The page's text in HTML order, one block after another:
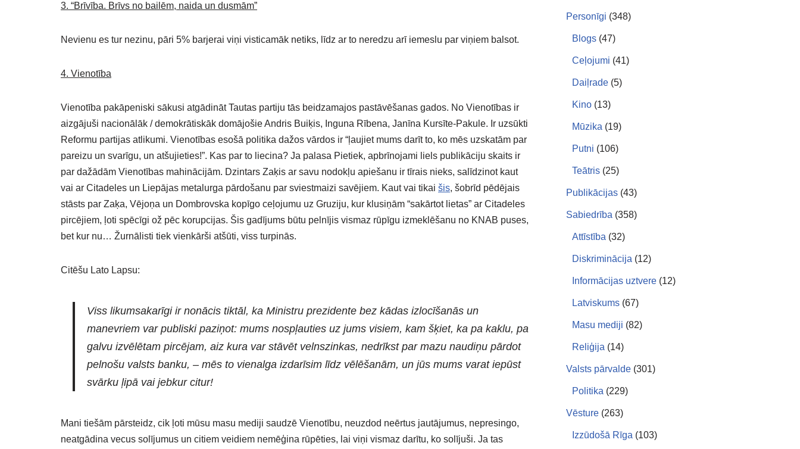
3. “Brīvība. Brīvs no bailēm, naida un dusmām”
Nevienu es tur nezinu, pāri 5% barjerai viņi visticamāk netiks, līdz ar to neredzu arī iemeslu par viņiem balsot.
4. Vienotība
Vienotība pakāpeniski sākusi atgādināt Tautas partiju tās beidzamajos pastāvēšanas gados. No Vienotības ir
aizgājuši nacionālāk / demokrātiskāk domājošie Andris Buiķis, Inguna Rībena, Janīna Kursīte-Pakule. Ir uzsūkti
Reformu partijas atlikumi. Vienotības esošā politika dažos vārdos ir “ļaujiet mums darīt to, ko mēs uzskatām par
pareizu un svarīgu, un atšujieties!”. Kas par to liecina? Ja palasa Pietiek, apbrīnojami liels publikāciju skaits ir
par dažādām Vienotības mahinācijām. Dzintars Zaķis ar savu nodokļu apiešanu ir tīrais nieks, salīdzinot kaut
vai ar Citadeles un Liepājas metalurga pārdošanu par sviestmaizi savējiem. Kaut vai tikai šis, šobrīd pēdējais
stāsts par Zaķa, Vējoņa un Dombrovska kopīgo ceļojumu uz Gruziju, kur klusiņām “sakārtot lietas” ar Citadeles
pircējiem, ļoti spēcīgi ož pēc korupcijas. Šis gadījums būtu pelnījis vismaz rūpīgu izmeklēšanu no KNAB puses,
bet kur nu… Žurnālisti tiek vienkārši atšūti, viss turpinās.
Citēšu Lato Lapsu:
Viss likumsakarīgi ir nonācis tiktāl, ka Ministru prezidente bez kādas izlocīšanās un
manevriem var publiski paziņot: mums nospļauties uz jums visiem, kam šķiet, ka pa kaklu, pa
galvu izvēlētam pircējam, aiz kura var stāvēt velnszinkas, nedrīkst par mazu naudiņu pārdot
pelnošu valsts banku, – mēs to vienalga izdarīsim līdz vēlēšanām, un jūs mums varat iepūst
svārku ļipā vai jebkur citur!
Mani tiešām pārsteidz, cik ļoti mūsu masu mediji saudzē Vienotību, neuzdod neērtus jautājumus, nepresingo,
neatgādina vecus solījumus un citiem veidiem nemēģina rūpēties, lai viņi vismaz darītu, ko solījuši. Ja tas
Personīgi (348)
Blogs (47)
Ceļojumi (41)
Daiļrade (5)
Kino (13)
Mūzika (19)
Putni (106)
Teātris (25)
Publikācijas (43)
Sabiedrība (358)
Attīstība (32)
Diskriminācija (12)
Informācijas uztvere (12)
Latviskums (67)
Masu mediji (82)
Reliģija (14)
Valsts pārvalde (301)
Politika (229)
Vēsture (263)
Izzūdošā Rīga (103)